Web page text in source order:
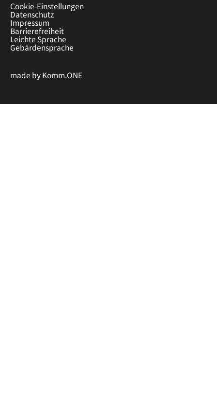
Cookie-Einstellungen
Datenschutz
Impressum
Barrierefreiheit
Leichte Sprache
Gebärdensprache
made byKomm.ONE